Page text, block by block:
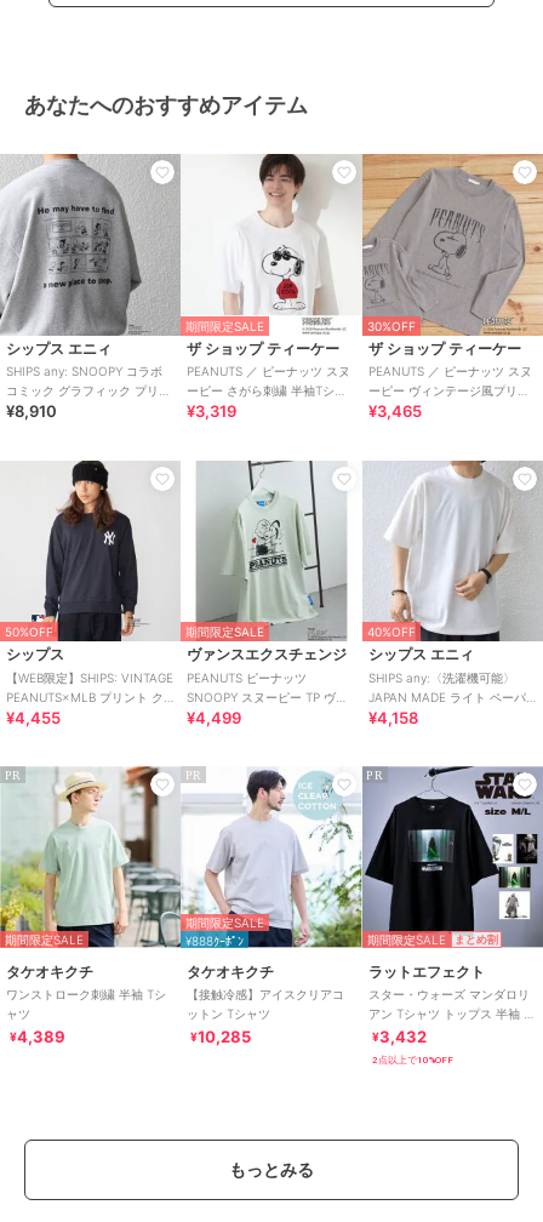
あなたへのおすすめアイテム
シップス エニィ
SHIPS any: SNOOPY コラボ
コミック グラフィック プリン
ト スウェット◇
¥8,910
期間限定SALE
ザ ショップ ティーケー
PEANUTS ／ ピーナッツ スヌ
ーピー さがら刺繍 半袖Tシャ
ツ
¥3,319
30%OFF
ザ ショップ ティーケー
PEANUTS ／ ピーナッツ スヌ
ーピー ヴィンテージ風プリン
ト長袖Tシャツ
¥3,465
50%OFF
シップス
【WEB限定】SHIPS: VINTAGE
PEANUTS×MLB プリント ク
ルーネック スウェッ
¥4,455
期間限定SALE
ヴァンスエクスチェンジ
PEANUTS ピーナッツ
SNOOPY スヌーピー TP ヴィ
ンテージハートフルT
¥4,499
40%OFF
シップス エニィ
SHIPS any:〈洗濯機可能〉
JAPAN MADE ライト ペーパ
ー クルーネック Tシャツ◇
¥4,158
PR
期間限定SALE
タケオキクチ
ワンストローク刺繍 半袖 Tシ
ャツ
¥4,389
PR
期間限定SALE
¥888ｸｰﾎﾟﾝ
タケオキクチ
【接触冷感】アイスクリアコ
ットン Tシャツ
¥10,285
PR
期間限定SALE まとめ割
ラットエフェクト
スター・ウォーズ マンダロリ
アン Tシャツ トップス 半袖 カ
ットソー
¥3,432
2点以上で10%OFF
もっとみる